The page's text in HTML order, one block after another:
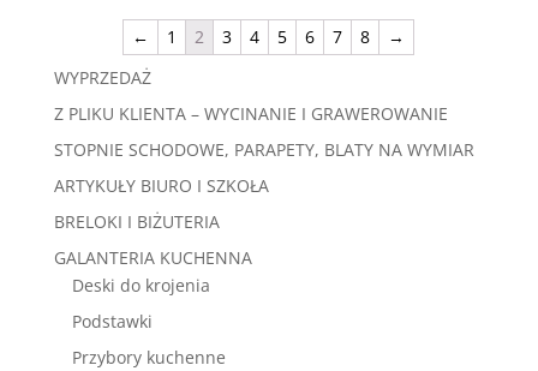
← 1 2 3 4 5 6 7 8
→
WYPRZEDAŻ
Z PLIKU KLIENTA – WYCINANIE I GRAWEROWANIE
STOPNIE SCHODOWE, PARAPETY, BLATY NA WYMIAR
ARTYKUŁY BIURO I SZKOŁA
BRELOKI I BIŻUTERIA
GALANTERIA KUCHENNA
Deski do krojenia
Podstawki
Przybory kuchenne